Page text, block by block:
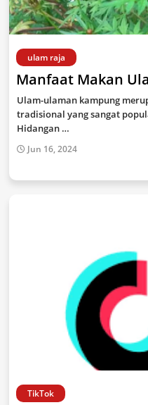
ulam raja
Manfaat Makan
Ulam-ulaman kampung
tradisional yang sangat
Hidangan …
Jun 16, 2024
TikTok